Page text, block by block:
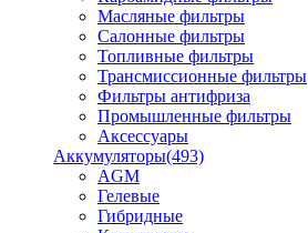
Масляные фильтры
Салонные фильтры
Топливные фильтры
Трансмиссионные фильтры
Фильтры антифриза
Промышленные фильтры
Аксессуары
Аккумуляторы(493)
AGM
Гелевые
Гибридные